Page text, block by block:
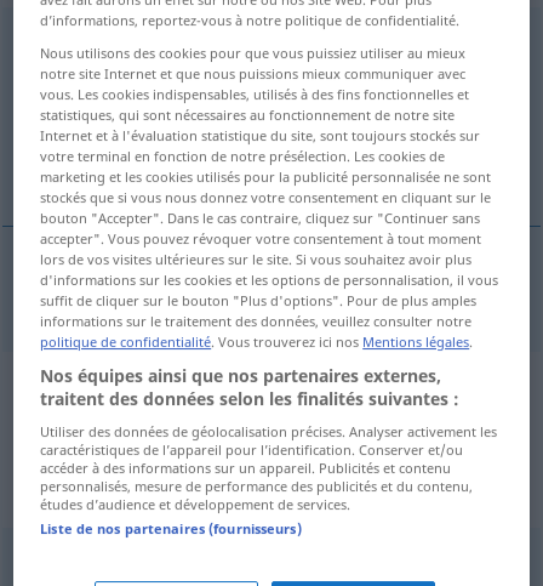
Vue d'ensemble de toutes les traductions
(Pour plus d'informations, cliquez sur/touchez la traduction)
degenerate
degenerate degenerieren
Exemples de phrases de sources
extérieures pour "degenerieren"
(non vérifiés par la rédaction de
Langenscheidt)
d’informations, reportez-vous à notre politique de confidentialité.
Nous utilisons des cookies pour que vous puissiez utiliser au mieux
notre site Internet et que nous puissions mieux communiquer avec
vous. Les cookies indispensables, utilisés à des fins fonctionnelles et
statistiques, qui sont nécessaires au fonctionnement de notre site
Internet et à l'évaluation statistique du site, sont toujours stockés sur
votre terminal en fonction de notre présélection. Les cookies de
marketing et les cookies utilisés pour la publicité personnalisée ne sont
stockés que si vous nous donnez votre consentement en cliquant sur le
bouton "Accepter". Dans le cas contraire, cliquez sur "Continuer sans
accepter". Vous pouvez révoquer votre consentement à tout moment
lors de vos visites ultérieures sur le site. Si vous souhaitez avoir plus
d'informations sur les cookies et les options de personnalisation, il vous
suffit de cliquer sur le bouton "Plus d'options". Pour de plus amples
informations sur le traitement des données, veuillez consulter notre
politique de confidentialité. Vous trouverez ici nos Mentions légales.
Nos équipes ainsi que nos partenaires externes,
traitent des données selon les finalités suivantes :
Utiliser des données de géolocalisation précises. Analyser activement les
caractéristiques de l’appareil pour l’identification. Conserver et/ou
accéder à des informations sur un appareil. Publicités et contenu
personnalisés, mesure de performance des publicités et du contenu,
études d’audience et développement de services.
Liste de nos partenaires (fournisseurs)